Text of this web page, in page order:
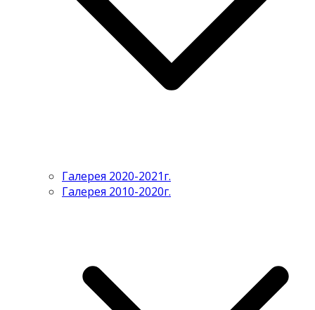
Галерея 2020-2021г.
Галерея 2010-2020г.